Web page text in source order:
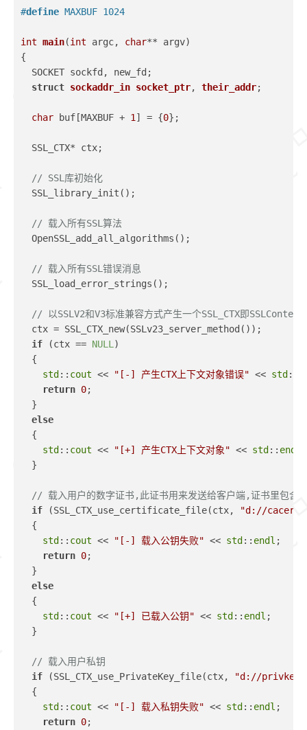
#define MAXBUF 1024
int main(int argc, char** argv)
{
  SOCKET sockfd, new_fd;
struct sockaddr_in socket_ptr, their_addr;
char buf[MAXBUF + 1 ] = {0};
  SSL_CTX* ctx;
// SSL库初始化
  SSL_library_init();
// 载入所有SSL算法
  OpenSSL_add_all_algorithms();
// 载入所有SSL错误消息
  SSL_load_error_strings();
// 以SSLV2和V3标准兼容方式产生一个SSL_CTX即
  ctx = SSL_CTX_new(SSLv23_server_method());
if (ctx == NULL )
  {
std :: cout << "[-] 产生CTX上下文对象错误" << std ::
return 0;
  }
else
  {
std :: cout << "[+] 产生CTX上下文对象" << std :: endl
  }
// 载入用户的数字证书,此证书用来发送给客户端,证书里包含
if (SSL_CTX_use_certificate_file(ctx,
"d://
  {
std :: cout << "[-] 载入公钥失败" << std :: endl ;
return 0;
  }
else
  {
std :: cout << "[+] 已载入公钥" << std :: endl ;
  }
// 载入用户私钥
if (SSL_CTX_use_PrivateKey_file(ctx,
"d://
  {
std :: cout << "[-] 载入私钥失败" << std :: endl ;
return 0;